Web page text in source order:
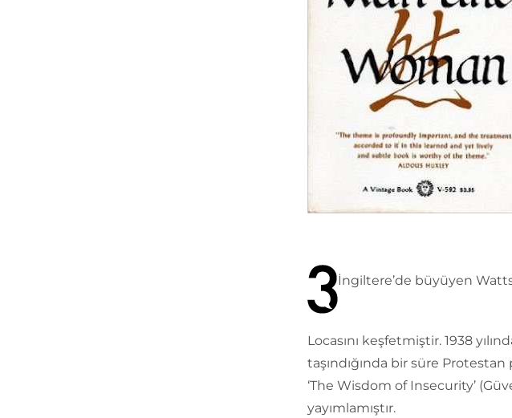
İngiltere’de büyüyen
Locasını keşfetmiştir. 1938
taşındığında bir süre
‘The Wisdom of Insecurity’
yayımlamıştır.